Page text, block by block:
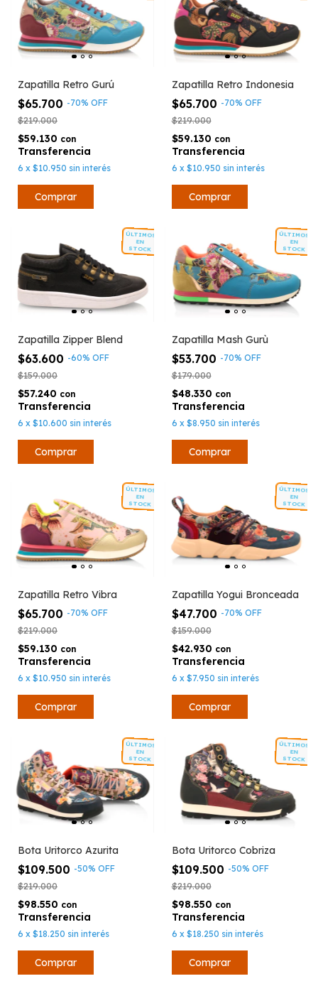
Zapatilla Retro Gurú
$65.700 -70% OFF
$219.000
$59.130 con
6 x $10.950 sin interés
Comprar
Zapatilla Retro Indonesia
$65.700 -70% OFF
$219.000
$59.130 con
6 x $10.950 sin interés
Comprar
ÚLTIMOS
EN
STOCK
Zapatilla Zipper Blend
$63.600 -60% OFF
$159.000
$57.240 con
6 x $10.600 sin interés
Comprar
ÚLTIMOS
EN
STOCK
Zapatilla Mash Gurù
$53.700 -70% OFF
$179.000
$48.330 con
6 x $8.950 sin interés
Comprar
ÚLTIMOS
EN
STOCK
Zapatilla Retro Vibra
$65.700 -70% OFF
$219.000
$59.130 con
6 x $10.950 sin interés
Comprar
ÚLTIMOS
EN
STOCK
Zapatilla Yogui Bronceada
$47.700 -70% OFF
$159.000
$42.930 con
6 x $7.950 sin interés
Comprar
ÚLTIMOS
EN
STOCK
Bota Uritorco Azurita
$109.500 -50% OFF
$219.000
$98.550 con
6 x $18.250 sin interés
Comprar
ÚLTIMOS
EN
STOCK
Bota Uritorco Cobriza
$109.500 -50% OFF
$219.000
$98.550 con
6 x $18.250 sin interés
Comprar